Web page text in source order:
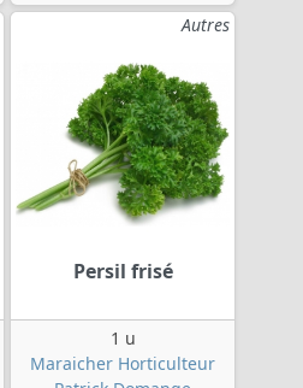
Autres
Persil frisé
1 u
Maraicher Horticulteur